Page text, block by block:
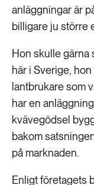
anläggningar är
billigare ju större
Hon skulle
här i Sverige,
lantbrukare som
har en
kvävegödsel
bakom
på marknaden.
Enligt företagets